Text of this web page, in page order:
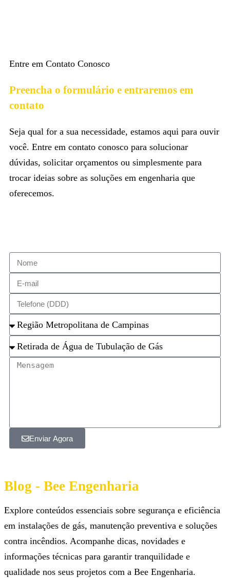
Entre em Contato Conosco
Preencha o formulário e entraremos em
contato
Seja qual for a sua necessidade, estamos aqui para ouvir
você. Entre em contato conosco para solucionar
dúvidas, solicitar orçamentos ou simplesmente para
trocar ideias sobre as soluções em engenharia que
oferecemos.
Enviar Agora
Blog - Bee Engenharia
Explore conteúdos essenciais sobre segurança e eficiência
em instalações de gás, manutenção preventiva e soluções
contra incêndios. Acompanhe dicas, novidades e
informações técnicas para garantir tranquilidade e
qualidade nos seus projetos com a Bee Engenharia.